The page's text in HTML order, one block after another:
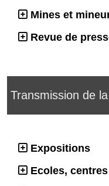
Mines et
Revue de
Transmission de
Expositions
Ecoles,